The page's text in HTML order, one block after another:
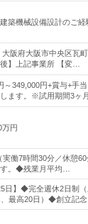
築機械設備設計のご
阪府大阪市中央区瓦
後】上記事業所 【変…
～349,000円+賞与+手
ます。※試用期間3ヶ
万円
実働7時間30分／休憩
。◆残業月平均…
日】◆完全週休2日制
、最高20日）◆創立記念